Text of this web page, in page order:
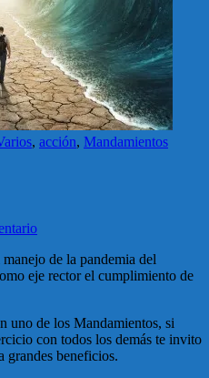
, acción, Mandamientos
de la pandemia del
eje rector el cumplimiento de
uno de los Mandamientos, si
con todos los demás te invito
grandes beneficios.